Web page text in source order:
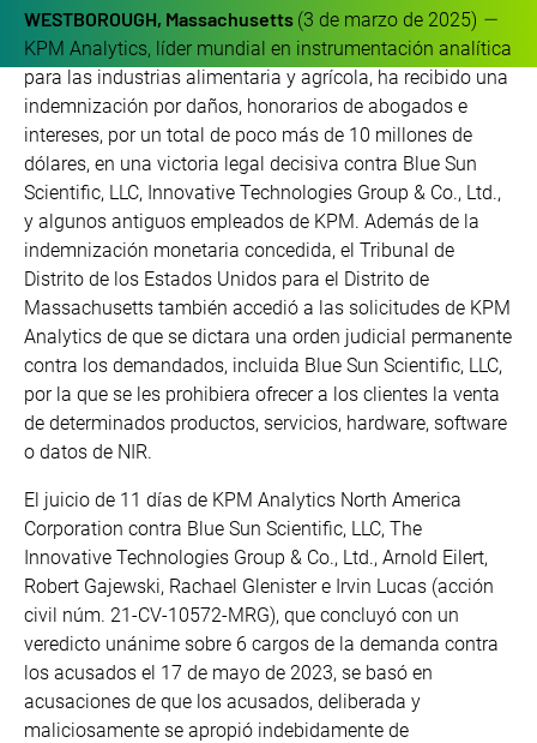
WESTBOROUGH, Massachusetts (3 de marzo de 2025) —
KPM Analytics, líder mundial en instrumentación analítica
para las industrias alimentaria y agrícola, ha recibido una
indemnización por daños, honorarios de abogados e
intereses, por un total de poco más de 10 millones de
dólares, en una victoria legal decisiva contra Blue Sun
Scientific, LLC, Innovative Technologies Group & Co., Ltd.,
y algunos antiguos empleados de KPM. Además de la
indemnización monetaria concedida, el Tribunal de
Distrito de los Estados Unidos para el Distrito de
Massachusetts también accedió a las solicitudes de KPM
Analytics de que se dictara una orden judicial permanente
contra los demandados, incluida Blue Sun Scientific, LLC,
por la que se les prohibiera ofrecer a los clientes la venta
de determinados productos, servicios, hardware, software
o datos de NIR.
El juicio de 11 días de KPM Analytics North America
Corporation contra Blue Sun Scientific, LLC, The
Innovative Technologies Group & Co., Ltd., Arnold Eilert,
Robert Gajewski, Rachael Glenister e Irvin Lucas (acción
civil núm. 21-CV-10572-MRG), que concluyó con un
veredicto unánime sobre 6 cargos de la demanda contra
los acusados el 17 de mayo de 2023, se basó en
acusaciones de que los acusados, deliberada y
maliciosamente se apropió indebidamente de